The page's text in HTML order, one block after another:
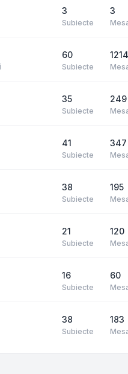
3
Subiecte
3
60
Subiecte
1214
35
Subiecte
249
41
Subiecte
347
38
Subiecte
195
21
Subiecte
120
16
Subiecte
60
38
Subiecte
183